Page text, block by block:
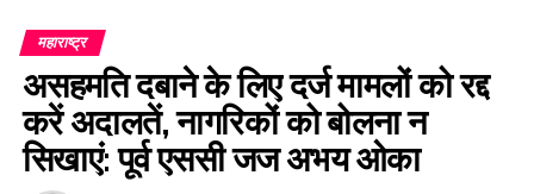
रखा। जांच के दौरान, मुख्य आरोपी जोगेश्वर मलिक ने अपने साथियों को
मृतक सिक्योरिटी गार्ड मनोज कुमार यादव से मिलवाया। 2 अगस्त की रात
को, आरोपी बिल्डिंग के पास इकट्ठा हुए और सिक्योरिटी गार्ड के साथ शराब
पीने बैठ गए। उन्होंने गार्ड का गला घोंट दिया, उसके हाथ बांध दिए और
उसकी बॉडी को पानी की टंकी में फेंक दिया। इसके बाद, सुबह करीब 4:00
बजे, आरोपी 6th फ्लोर पर गए और डुप्लीकेट चाबी से एक बिजनेसमैन के
महाराष्ट्र
असहमति दबाने के लिए दर्ज मामलों को रद्द
करें अदालतें, नागरिकों को बोलना न
सिखाएं: पूर्व एससी जज अभय ओका